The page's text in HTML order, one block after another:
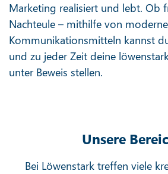
Marketing realisiert und lebt. Ob
Nachteule – mithilfe von
Kommunikationsmitteln kannst
und zu jeder Zeit deine
unter Beweis stellen.
Unsere
Bei Löwenstark treffen viele